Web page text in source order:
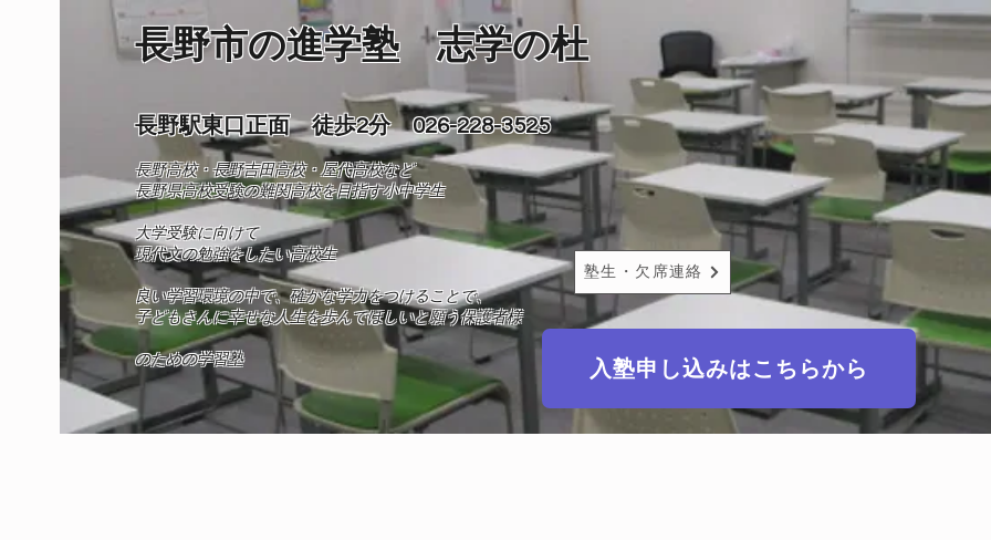
長野市の進学塾 志学の杜
長野駅東口正面 徒歩2分 026-228-3525
長野高校・長野吉田高校・屋代高校など
長野県高校受験の難関高校を目指す小中学生
​大学受験に向けて
現代文の勉強をしたい高校生
良い学習環境の中で、確かな学力をつけることで、
​子どもさんに幸せな人生を歩んでほしいと願う保護者様
​​のための学習塾
塾生・欠席連絡
入塾申し込みはこちらから